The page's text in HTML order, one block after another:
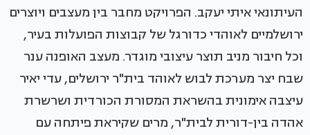
העיתונאי איתי יעקב. הפרויקט מחבר בין מעצבים ויוצרים
ירושלמיים לאוהדי כדורגל של קבוצות הפועלות בעיר,
וכל חיבור מניב תוצר עיצובי מוגדר. מעצב האופנה ענר
שבח יצר מערכת לבוש לאוהד בית"ר ירושלים, עדי יאיר
עיצבה אימונית בהשראת המסורת הכורדית ושרשרת
אהדה בין-דורית לבית"ר, מרים שקיראת פיתחה עם